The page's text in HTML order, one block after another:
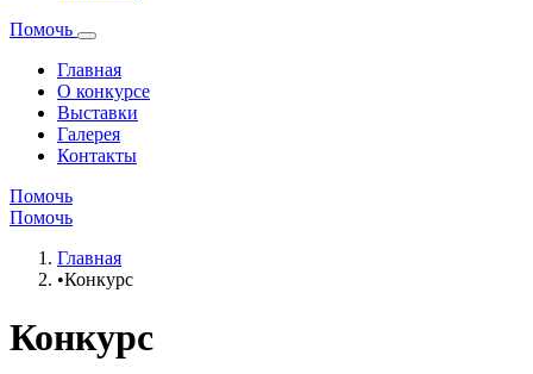
Помочь
Главная
О конкурсе
Выставки
Галерея
Контакты
Помочь
Помочь
Главная
•Конкурс
Конкурс